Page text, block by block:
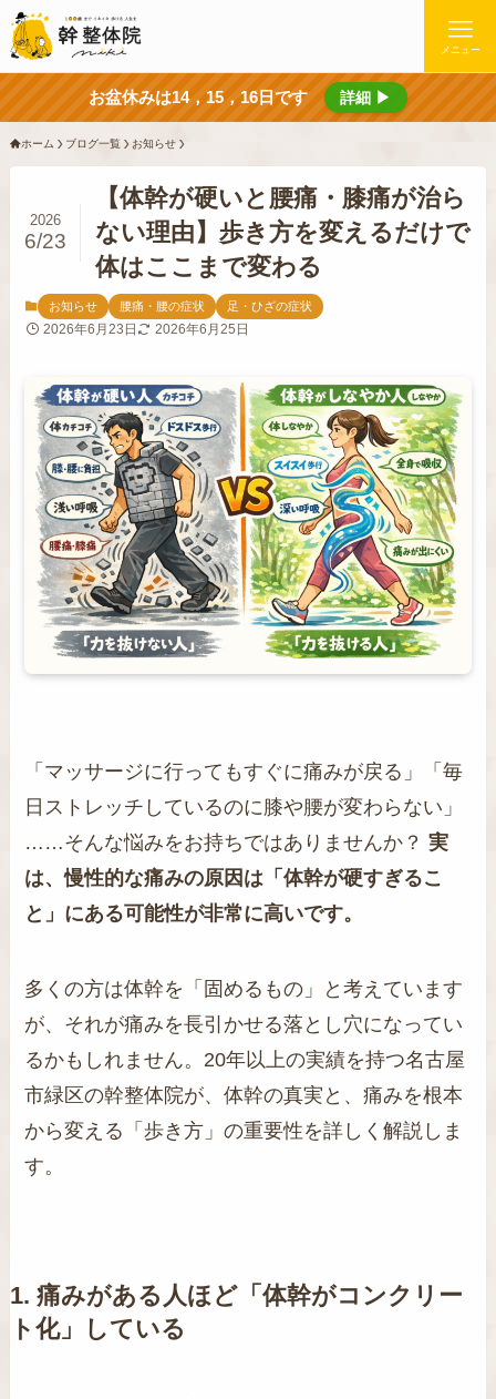
メニュー
お盆休みは14，15，16日です 詳細 ▶
ホーム ブログ一覧 お知らせ
【体幹が硬いと腰痛・膝痛が治ら
ない理由】歩き方を変えるだけで
体はここまで変わる
2026
6/23
お知らせ 腰痛・腰の症状 足・ひざの症状
2026年6月23日 2026年6月25日
「マッサージに行ってもすぐに痛みが戻る」「毎
日ストレッチしているのに膝や腰が変わらない」
……そんな悩みをお持ちではありませんか？実
は、慢性的な痛みの原因は「体幹が硬すぎるこ
と」にある可能性が非常に高いです。
多くの方は体幹を「固めるもの」と考えています
が、それが痛みを長引かせる落とし穴になってい
るかもしれません。20年以上の実績を持つ名古屋
市緑区の幹整体院が、体幹の真実と、痛みを根本
から変える「歩き方」の重要性を詳しく解説しま
す。
1. 痛みがある人ほど「体幹がコンクリー
ト化」している